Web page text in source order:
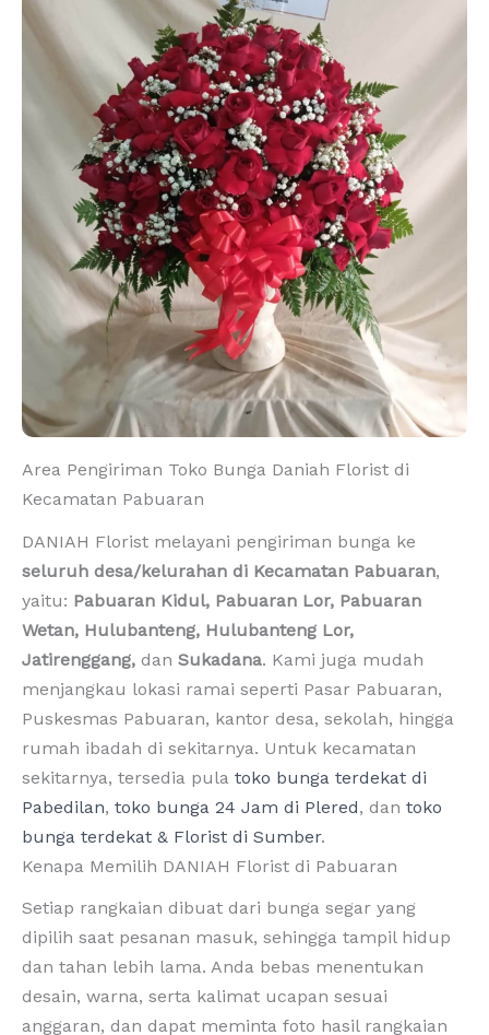
Area Pengiriman Toko Bunga Daniah Florist di
Kecamatan Pabuaran
DANIAH Florist melayani pengiriman bunga ke
seluruh desa/kelurahan di Kecamatan Pabuaran,
yaitu: Pabuaran Kidul, Pabuaran Lor, Pabuaran
Wetan, Hulubanteng, Hulubanteng Lor,
Jatirenggang, dan Sukadana. Kami juga mudah
menjangkau lokasi ramai seperti Pasar Pabuaran,
Puskesmas Pabuaran, kantor desa, sekolah, hingga
rumah ibadah di sekitarnya. Untuk kecamatan
sekitarnya, tersedia pula toko bunga terdekat di
Pabedilan, toko bunga 24 Jam di Plered, dan toko
bunga terdekat & Florist di Sumber.
Kenapa Memilih DANIAH Florist di Pabuaran
Setiap rangkaian dibuat dari bunga segar yang
dipilih saat pesanan masuk, sehingga tampil hidup
dan tahan lebih lama. Anda bebas menentukan
desain, warna, serta kalimat ucapan sesuai
anggaran, dan dapat meminta foto hasil rangkaian